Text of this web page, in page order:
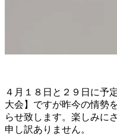
４月１８日と２９日に予
大会】ですが昨今の情勢
らせ致します。楽しみに
申し訳ありません。